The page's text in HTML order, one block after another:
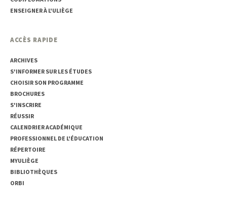
ENSEIGNER À L'ULIÈGE
ACCÈS RAPIDE
ARCHIVES
S'INFORMER SUR LES ÉTUDES
CHOISIR SON PROGRAMME
BROCHURES
S'INSCRIRE
RÉUSSIR
CALENDRIER ACADÉMIQUE
PROFESSIONNEL DE L'ÉDUCATION
RÉPERTOIRE
MYULIÈGE
BIBLIOTHÈQUES
ORBI